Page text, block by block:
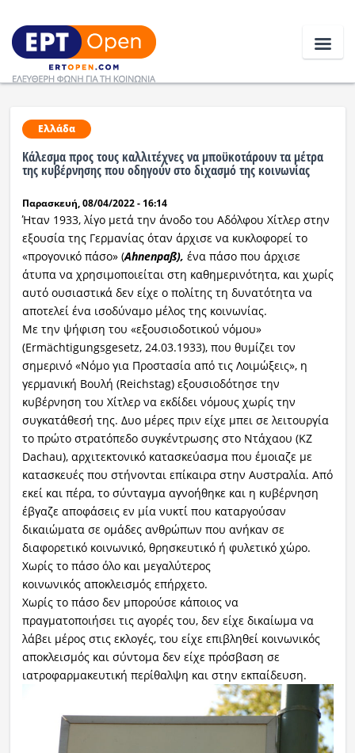
Ειδήσεις
Ελλάδα
Κοινωνία
Πολιτική
Αθλητικά
Κόσμος
Ραδιόφωνο LIVE
Εκπομπές
Πολιτισμός
Ελλάδα
Κάλεσμα προς τους καλλιτέχνες να μποϋκοτάρουν τα μέτρα
της κυβέρνησης που οδηγούν στο διχασμό της κοινωνίας
Παρασκευή, 08/04/2022 - 16:14
Ήταν 1933, λίγο μετά την άνοδο του Αδόλφου Χίτλερ στην
εξουσία της Γερμανίας όταν άρχισε να κυκλοφορεί το
«προγονικό πάσο» (Ahnenpaß), ένα πάσο που άρχισε
άτυπα να χρησιμοποιείται στη καθημερινότητα, και χωρίς
αυτό ουσιαστικά δεν είχε ο πολίτης τη δυνατότητα να
αποτελεί ένα ισοδύναμο μέλος της κοινωνίας.
Με την ψήφιση του «εξουσιοδοτικού νόμου»
(Ermächtigungsgesetz, 24.03.1933), που θυμίζει τον
σημερινό «Νόμο για Προστασία από τις Λοιμώξεις», η
γερμανική Βουλή (Reichstag) εξουσιοδότησε την
κυβέρνηση του Χίτλερ να εκδίδει νόμους χωρίς την
συγκατάθεσή της. Δυο μέρες πριν είχε μπει σε λειτουργία
το πρώτο στρατόπεδο συγκέντρωσης στο Ντάχαου (KZ
Dachau), αρχιτεκτονικό κατασκεύασμα που έμοιαζε με
κατασκευές που στήνονται επίκαιρα στην Αυστραλία. Από
εκεί και πέρα, το σύνταγμα αγνοήθηκε και η κυβέρνηση
έβγαζε αποφάσεις εν μία νυκτί που καταργούσαν
δικαιώματα σε ομάδες ανθρώπων που ανήκαν σε
διαφορετικό κοινωνικό, θρησκευτικό ή φυλετικό χώρο.
Χωρίς το πάσο όλο και μεγαλύτερος
κοινωνικός αποκλεισμός επήρχετο.
Χωρίς το πάσο δεν μπορούσε κάποιος να
πραγματοποιήσει τις αγορές του, δεν είχε δικαίωμα να
λάβει μέρος στις εκλογές, του είχε επιβληθεί κοινωνικός
αποκλεισμός και σύντομα δεν είχε πρόσβαση σε
ιατροφαρμακευτική περίθαλψη και στην εκπαίδευση.